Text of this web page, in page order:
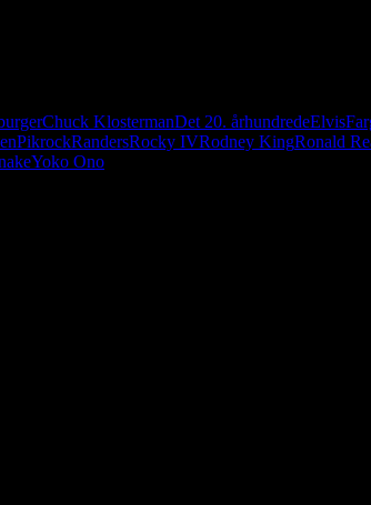
Chuck KlostermanDet 20. århundredeElvis
PikrockRandersRocky IVRodney KingRonald
Yoko Ono